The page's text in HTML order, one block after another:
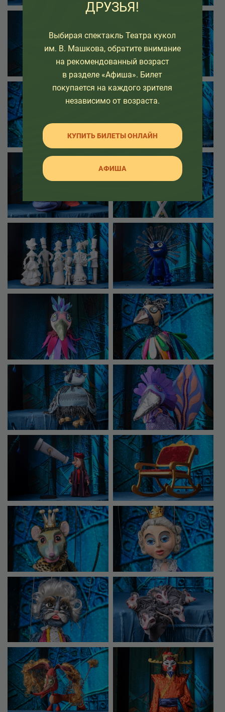
ДРУЗЬЯ!
Выбирая спектакль Театра кукол
им. В. Машкова, обратите внимание
на рекомендованный возраст
в разделе «Афиша». Билет
покупается на каждого зрителя
независимо от возраста.
КУПИТЬ БИЛЕТЫ ОНЛАЙН
АФИША